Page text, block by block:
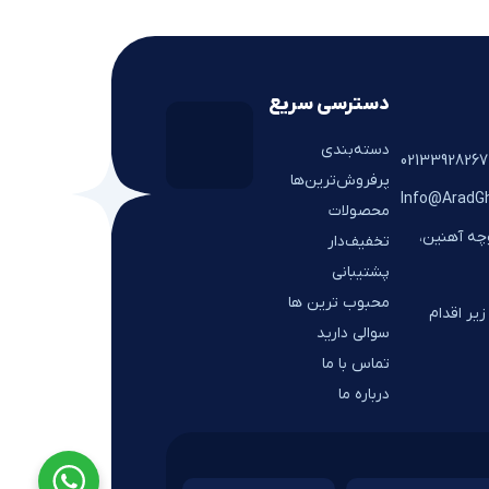
آهنین،
اقدام
دسترسی سریع
دسته‌بندی
پرفروش‌ترین‌ها
محصولات
تخفیف‌دار
پشتیبانی
محبوب ترین ها
سوالی دارید
تماس با ما
درباره ما